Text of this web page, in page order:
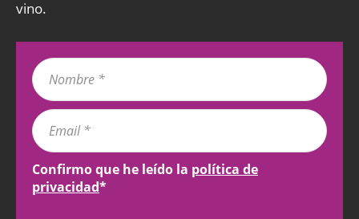
vino.
Confirmo que he leído la política de
privacidad*